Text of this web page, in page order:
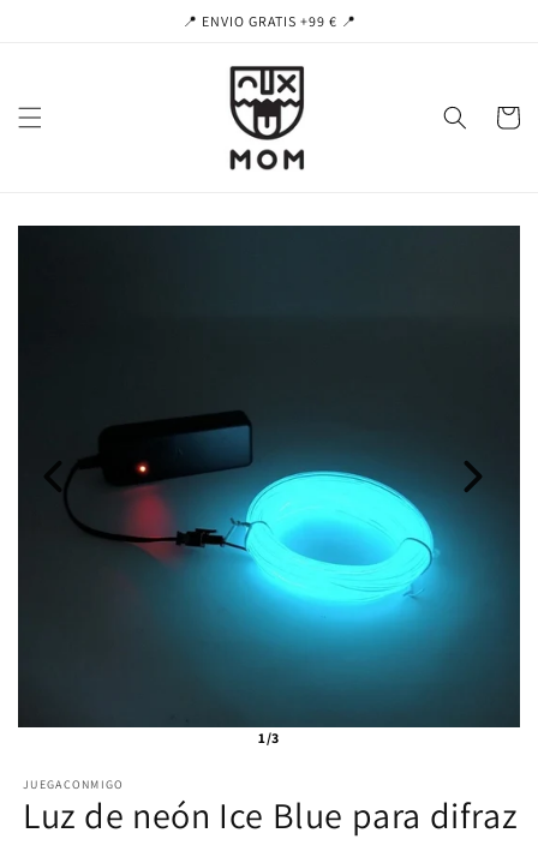
📍 ENVIO GRATIS +99 € 📍
Carrito
1/3
JUEGACONMIGO
Luz de neón Ice Blue para difraz